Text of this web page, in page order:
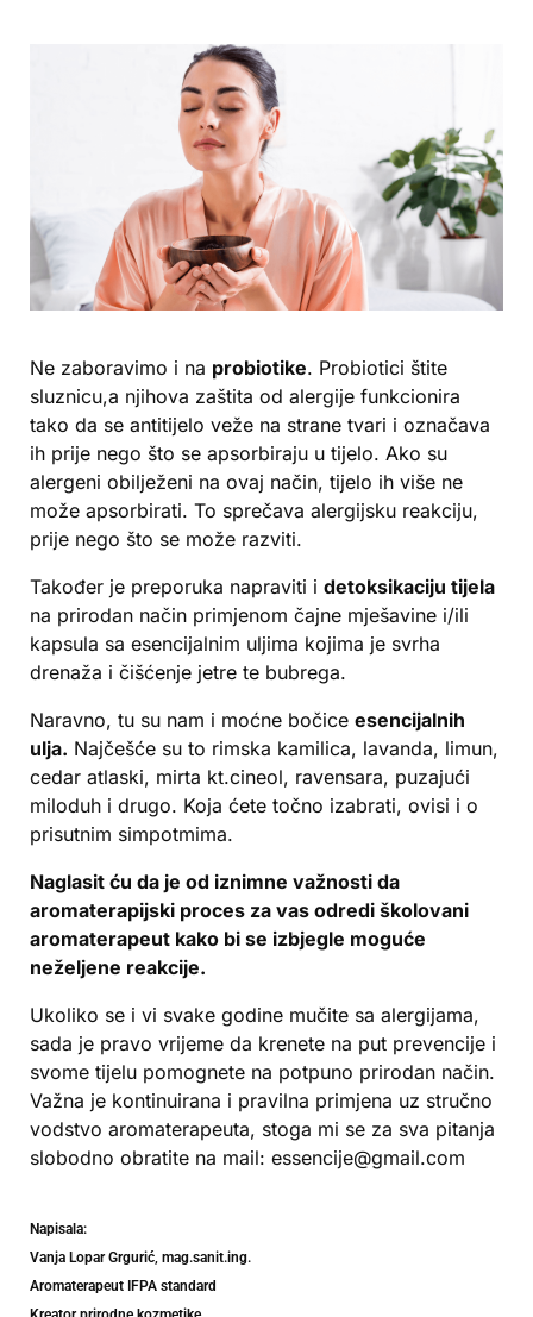
Ne zaboravimo i na probiotike. Probiotici štite
sluznicu,a njihova zaštita od alergije funkcionira
tako da se antitijelo veže na strane tvari i označava
ih prije nego što se apsorbiraju u tijelo. Ako su
alergeni obilježeni na ovaj način, tijelo ih više ne
može apsorbirati. To sprečava alergijsku reakciju,
prije nego što se može razviti.
Također je preporuka napraviti i detoksikaciju tijela
na prirodan način primjenom čajne mješavine i/ili
kapsula sa esencijalnim uljima kojima je svrha
drenaža i čišćenje jetre te bubrega.
Naravno, tu su nam i moćne bočice esencijalnih
ulja. Najčešće su to rimska kamilica, lavanda, limun,
cedar atlaski, mirta kt.cineol, ravensara, puzajući
miloduh i drugo. Koja ćete točno izabrati, ovisi i o
prisutnim simpotmima.
Naglasit ću da je od iznimne važnosti da
aromaterapijski proces za vas odredi školovani
aromaterapeut kako bi se izbjegle moguće
neželjene reakcije.
Ukoliko se i vi svake godine mučite sa alergijama,
sada je pravo vrijeme da krenete na put prevencije i
svome tijelu pomognete na potpuno prirodan način.
Važna je kontinuirana i pravilna primjena uz stručno
vodstvo aromaterapeuta, stoga mi se za sva pitanja
slobodno obratite na mail: essencije@gmail.com
Napisala:
Vanja Lopar Grgurić, mag.sanit.ing.
Aromaterapeut IFPA standard